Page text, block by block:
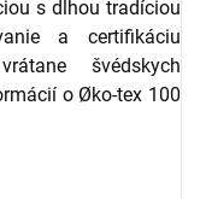
s dlhou tradíciou
a certifikáciu
švédskych
o Øko-tex 100